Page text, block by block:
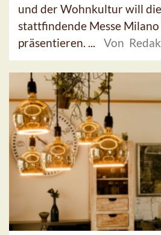
und der Wohnkultur will
stattfindende Messe
präsentieren. ...
Von